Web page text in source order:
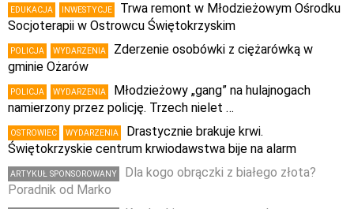
EDUKACJA INWESTYCJE
Trwa remont w Młodzieżowym Ośrodku
Socjoterapii w Ostrowcu Świętokrzyskim
POLICJA WYDARZENIA
Zderzenie osobówki z ciężarówką w
gminie Ożarów
POLICJA WYDARZENIA
Młodzieżowy „gang” na hulajnogach
namierzony przez policję. Trzech nielet …
OSTROWIEC WYDARZENIA
Drastycznie brakuje krwi.
Świętokrzyskie centrum krwiodawstwa bije na alarm
ARTYKUŁ SPONSOROWANY
Dla kogo obrączki z białego złota?
Poradnik od Marko